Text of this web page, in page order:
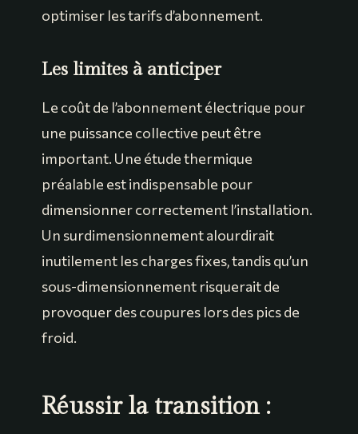
optimiser les tarifs d’abonnement.
Les limites à anticiper
Le coût de l’abonnement électrique pour
une puissance collective peut être
important. Une étude thermique
préalable est indispensable pour
dimensionner correctement l’installation.
Un surdimensionnement alourdirait
inutilement les charges fixes, tandis qu’un
sous-dimensionnement risquerait de
provoquer des coupures lors des pics de
froid.
Réussir la transition :